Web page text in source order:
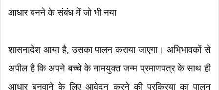
आधार बनने के संबंध में जो भी नया
शासनादेश आया है, उसका पालन कराया जाएगा। अभिभावकों से
अपील है कि अपने बच्चे के नामयुक्त जन्म प्रमाणपत्र के साथ ही
आधार बनवाने के लिए आवेदन करने की प्रक्रिया का पालन